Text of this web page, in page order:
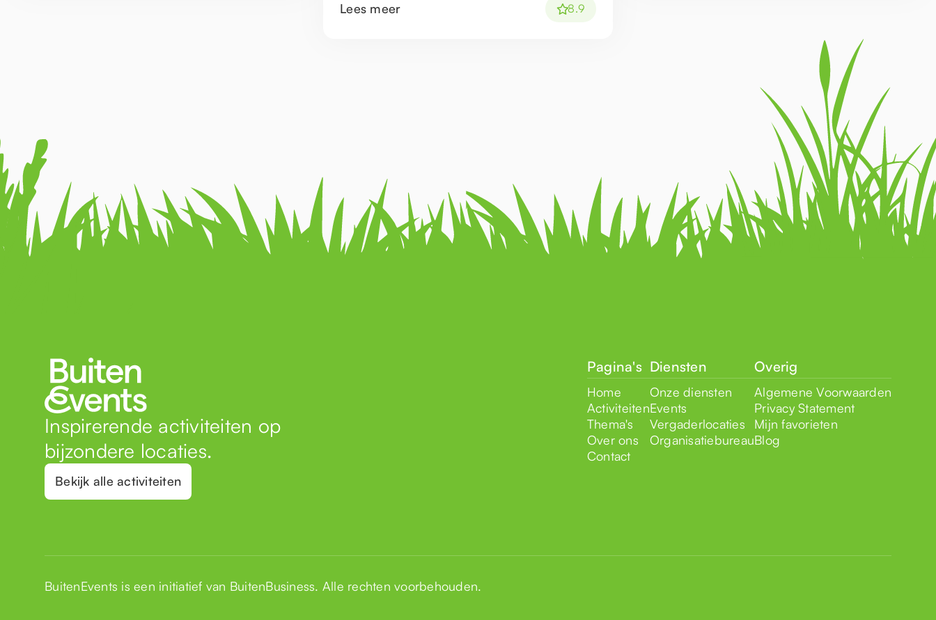
Lees meer
8.9
Inspirerende activiteiten op
bijzondere locaties.
Bekijk alle activiteiten
Pagina's
Home
Activiteiten
Thema's
Over ons
Contact
Diensten
Onze diensten
Events
Vergaderlocaties
Organisatiebureau
Overig
Algemene Voorwaarden
Privacy Statement
Mijn favorieten
Blog
BuitenEvents is een initiatief van BuitenBusiness. Alle rechten voorbehouden.